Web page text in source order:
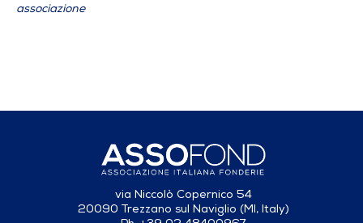
associazione
via Niccolò Copernico 54
20090 Trezzano sul Naviglio (MI, Italy)